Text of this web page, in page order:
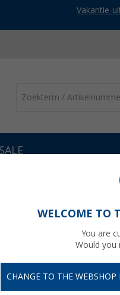
Vakantie-
kachels
WELCOME TO
You are
Would you
CHANGE TO THE WEBSHOP